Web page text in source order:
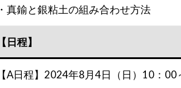
・真鍮と銀粘土の組み合わせ方法
【日程】
【A日程】2024年8月4日（日）10：